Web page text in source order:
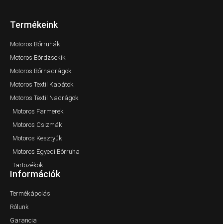
Termékeink
Motoros Bőrruhák
Motoros Bőrdzsekik
Motoros Bőrnadrágok
Motoros Textil Kabátok
Motoros Textil Nadrágok
Motoros Farmerek
Motoros Csizmák
Motoros Kesztyűk
Motoros Egyedi Bőrruha
Tartozékok
Információk
Termékápolás
Rólunk
Garancia